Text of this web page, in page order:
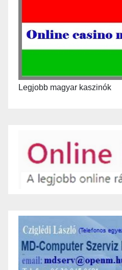
Legjobb magyar kaszinók